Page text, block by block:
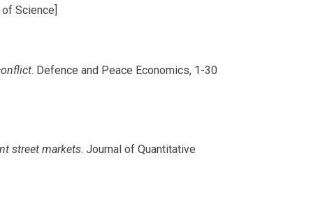
Science]
. Defence and Peace Economics, 1-30
street markets. Journal of Quantitative